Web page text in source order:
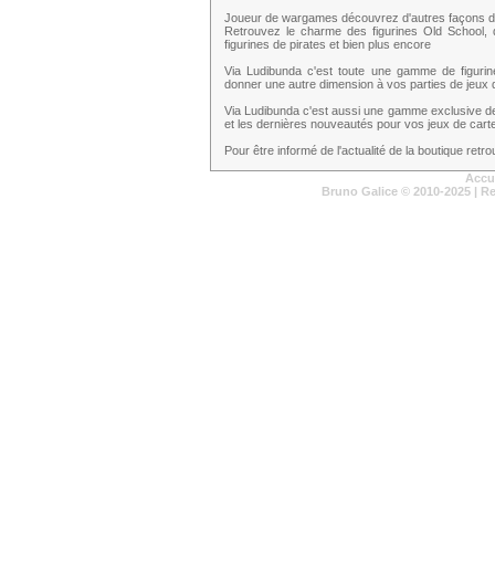
Joueur de wargames découvrez d'autres façons
Retrouvez le charme des figurines Old
figurines de pirates et bien plus encore
Via Ludibunda c'est toute une gamme de
donner une autre dimension à vos parties de jeux
Via Ludibunda c'est aussi une gamme exclusive
et les dernières nouveautés pour vos jeux de
Pour être informé de l'actualité de la boutique
Bruno Galice © 2010-2025 |